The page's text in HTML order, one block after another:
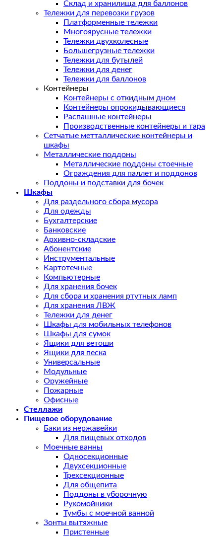
Склад и хранилища для баллонов
Тележки для перевозки грузов
Платформенные тележки
Многоярусные тележки
Тележки двухколесные
Большегрузные тележки
Тележки для бутылей
Тележки для денег
Тележки для баллонов
Контейнеры
Контейнеры с откидным дном
Контейнеры опрокидывающиеся
Распашные контейнеры
Производственные контейнеры и тара
Сетчатые метталлические контейнеры и
шкафы
Металлические поддоны
Металлические поддоны стоечные
Ограждения для паллет и поддонов
Поддоны и подставки для бочек
Шкафы
Для раздельного сбора мусора
Для одежды
Бухгалтерские
Банковские
Архивно-складские
Абонентские
Инструментальные
Картотечные
Компьютерные
Для хранения бочек
Для сбора и хранения ртутных ламп
Для хранения ЛВЖ
Тележки для денег
Шкафы для мобильных телефонов
Шкафы для сумок
Ящики для ветоши
Ящики для песка
Универсальные
Модульные
Оружейные
Пожарные
Офисные
Стеллажи
Пищевое оборудование
Баки из нержавейки
Для пищевых отходов
Моечные ванны
Односекционные
Двухсекционные
Трехсекционные
Для общепита
Поддоны в уборочную
Рукомойники
Тумбы с моечной ванной
Зонты вытяжные
Пристенные